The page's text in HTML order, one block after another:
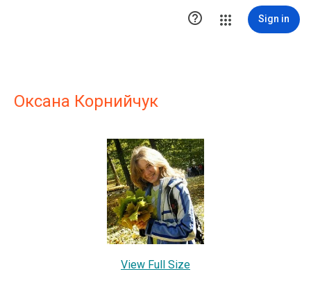
 Sign in
Оксана Корнийчук
View Full Size